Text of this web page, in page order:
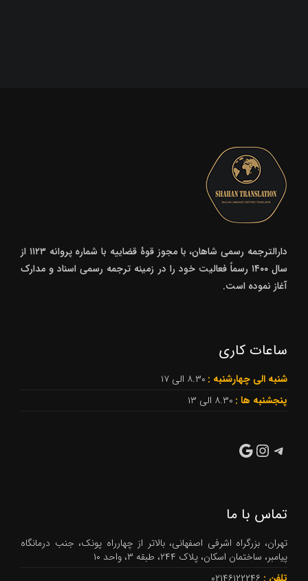
دارالترجمه رسمی شاهان، با مجوز قوۀ قضاییه با شماره پروانه ۱۱۲۳ از
سال ۱۴۰۰ رسماً فعالیت خود را در زمینه ترجمه رسمی اسناد و مدارک
آغاز نموده است.
ساعات کاری
شنبه الی چهارشنبه : ۸.۳۰ الی ۱۷
پنجشنبه ها : ۸.۳۰ الی ۱۳
تلگرام
اینستاگرم
گوگل
تماس با ما
تهران، بزرگراه اشرفی اصفهانی، بالاتر از چهارراه پونک، جنب درمانگاه
پیامبر، ساختمان اسکان، پلاک ۲۴۴، طبقه ۳، واحد ۱۰